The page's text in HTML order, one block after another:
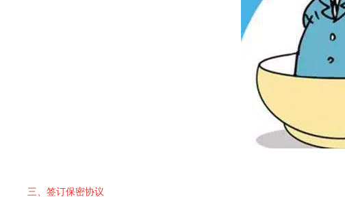
三、签订保密协议